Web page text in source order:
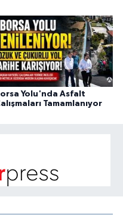
Yolu'nda Asfalt
Tamamlanıyor